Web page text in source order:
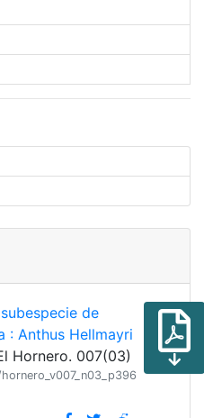
de
: Anthus Hellmayri
Hornero. 007(03)